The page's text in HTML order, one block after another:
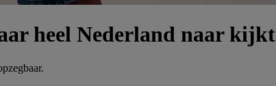
heel Nederland naar kijkt